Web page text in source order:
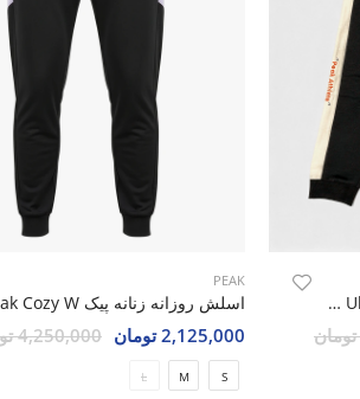
اسلش روزانه Unisex پیک Peak Ultra U
PEAK
2,125,000 تومان 4,250,000 تومان
S
M
L